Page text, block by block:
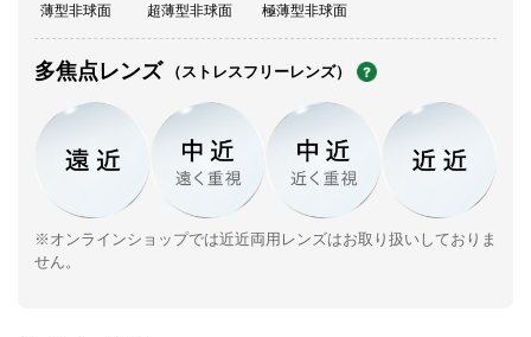
薄型非球面 超薄型非球面 極薄型非球面
多焦点レンズ （ストレスフリーレンズ）
※オンラインショップでは近近両用レンズはお取り扱いしておりま
せん。